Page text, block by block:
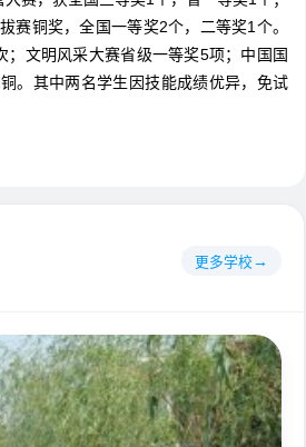
赛铜奖，全国一等奖2个，二等奖1个。
；文明风采大赛省级一等奖5项；中国国
。其中两名学生因技能成绩优异，免试
更多学校